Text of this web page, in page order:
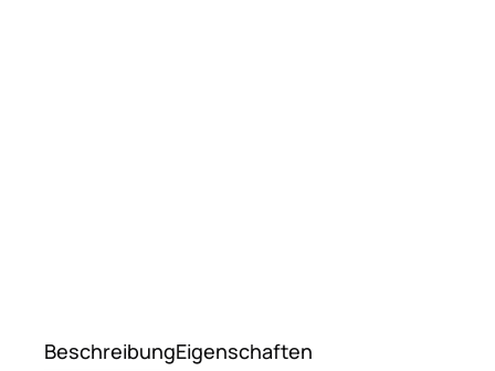
BeschreibungEigenschaften